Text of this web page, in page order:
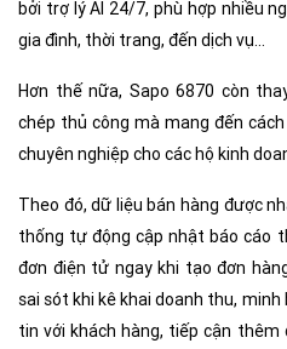
bởi trợ lý AI 24/7, phù hợp nhiều
gia đình, thời trang, đến dịch vụ...
Hơn thế nữa, Sapo 6870 còn
chép thủ công mà mang đến
chuyên nghiệp cho các hộ kinh
Theo đó, dữ liệu bán hàng được
thống tự động cập nhật báo cáo
đơn điện tử ngay khi tạo đơn
sai sót khi kê khai doanh thu,
tin với khách hàng, tiếp cận thêm